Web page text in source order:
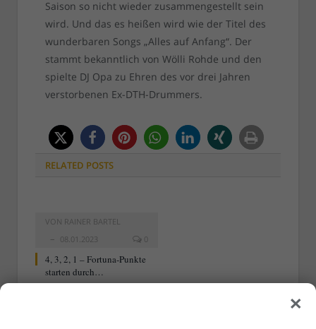
Saison so nicht wieder zusammengestellt sein
wird. Und das es heißen wird wie der Titel des
wunderbaren Songs „Alles auf Anfang“. Der
stammt bekanntlich von Wölli Rohde und den
spielte DJ Opa zu Ehren des vor drei Jahren
verstorbenen Ex-DTH-Drummers.
RELATED POSTS
VON RAINER BARTEL
08.01.2023
0
4, 3, 2, 1 – Fortuna-Punkte
starten durch…
×